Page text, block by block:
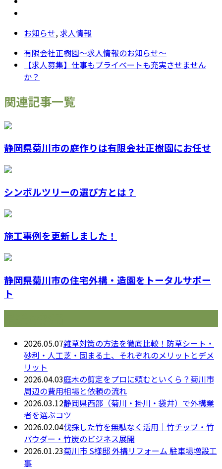
お知らせ,求人情報
有限会社正樹園～求人情報のお知らせ～
【求人募集】仕事もプライベートも充実させません
か？
関連記事一覧
静岡県菊川市の庭作りは有限会社正樹園にお任せ
シンボルツリーの選び方とは？
施工事例を更新しました！
静岡県菊川市の住宅外構・造園をトータルサポー
ト
2026.05.07雑草対策の方法を徹底比較！防草シート・
砂利・人工芝・固まる土、それぞれのメリットとデメ
リット
2026.04.03庭木の剪定をプロに頼むといくら？菊川市
周辺の費用相場と依頼の流れ
2026.03.12静岡県西部（菊川・掛川・袋井）で外構業
者を選ぶコツ
2026.02.04伐採した竹を無駄なく活用｜竹チップ・竹
パウダー・竹炭のビジネス展開
2026.01.23菊川市 S様邸 外構リフォーム 駐車場増設工
事